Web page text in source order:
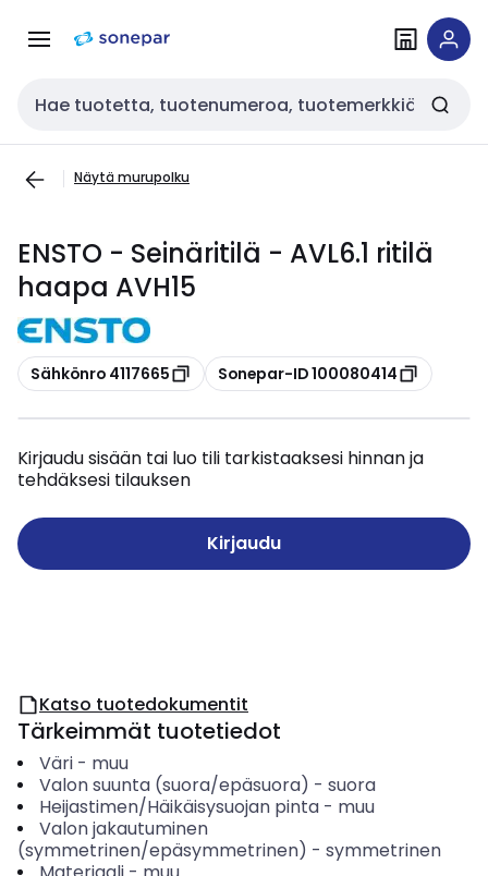
navigointiinsisältöön
Haku
Näytä murupolku
ENSTO - Seinäritilä - AVL6.1 ritilä
haapa AVH15
Kopioi
Sähkönro 4117665 Kopioi
Sonepar-ID 100080414
Kirjaudu sisään tai luo tili tarkistaaksesi hinnan ja
tehdäksesi tilauksen
Kirjaudu
Katso tuotedokumentit
Tärkeimmät tuotetiedot
Väri- muu
Valon suunta (suora/epäsuora) - suora
Heijastimen/Häikäisysuojan pinta- muu
Valon jakautuminen
(symmetrinen/epäsymmetrinen) - symmetrinen